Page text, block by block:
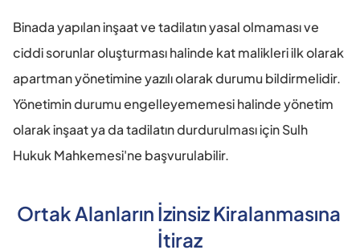
Binada yapılan inşaat ve tadilatın yasal olmaması ve
ciddi sorunlar oluşturması halinde kat malikleri ilk olarak
apartman yönetimine yazılı olarak durumu bildirmelidir.
Yönetimin durumu engelleyememesi halinde yönetim
olarak inşaat ya da tadilatın durdurulması için Sulh
Hukuk Mahkemesi'ne başvurulabilir.
Ortak Alanların İzinsiz Kiralanmasına
İtiraz